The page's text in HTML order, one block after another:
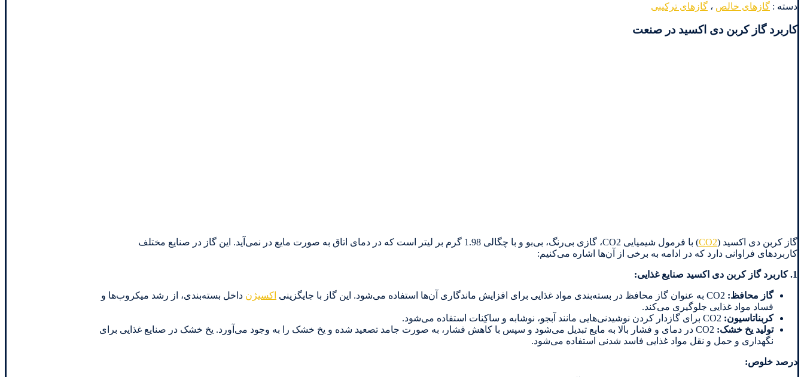
دسته : گازهای خالص ، گازهای ترکیبی
کاربرد گاز کربن دی اکسید در صنعت
گاز کربن دی اکسید (CO2
) با فرمول شیمیایی CO2، گازی بی‌رنگ، بی‌بو و با چگالی 1.98 گرم بر لیتر است که در دمای اتاق به صورت مایع در نمی‌آید. این گاز در صنایع مختلف
کاربردهای فراوانی دارد که در ادامه به برخی از آن‌ها اشاره می‌کنیم:
1. کاربرد گاز کربن دی اکسید صنایع غذایی:
گاز محافظ: اکسیژن داخل بسته‌بندی، از رشد میکروب‌ها و
فساد مواد غذایی جلوگیری می‌کند.
کربناتاسیون:
تولید یخ خشک:
CO2 در دمای و فشار بالا به مایع تبدیل می‌شود و سپس با کاهش فشار، به صورت جامد تصعید شده و یخ خشک را به وجود می‌آورد. یخ خشک در صنایع غذایی برای
نگهداری و حمل و نقل مواد غذایی فاسد شدنی استفاده می‌شود.
درصد خلوص: